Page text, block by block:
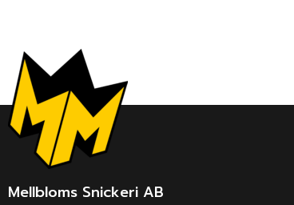
Mellbloms Snickeri AB